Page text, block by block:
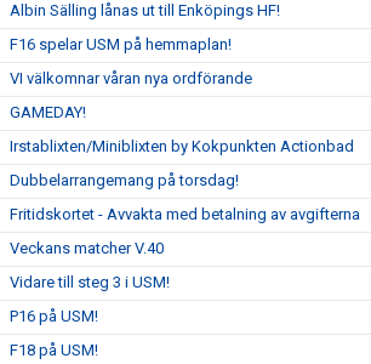
Albin Sälling lånas ut till Enköpings HF!
F16 spelar USM på hemmaplan!
VI välkomnar våran nya ordförande
GAMEDAY!
Irstablixten/Miniblixten by Kokpunkten Actionbad
Dubbelarrangemang på torsdag!
Fritidskortet - Avvakta med betalning av avgifterna
Veckans matcher V.40
Vidare till steg 3 i USM!
P16 på USM!
F18 på USM!